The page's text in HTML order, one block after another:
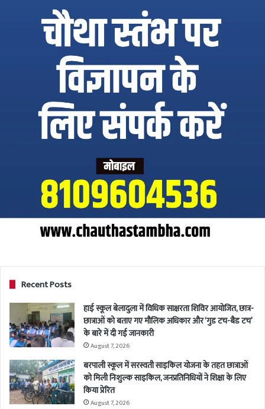
Recent Posts
हाई स्कूल बेलादुला में विधिक साक्षरता शिविर आयोजित, छात्र-
छात्राओं को बताए गए मौलिक अधिकार और ‘गुड टच-बैड टच’
के बारे में दी गई जानकारी
August 7, 2026
बरपाली स्कूल में सरस्वती साइकिल योजना के तहत छात्राओं
को मिली निःशुल्क साइकिल, जनप्रतिनिधियों ने शिक्षा के लिए
किया प्रेरित
August 7, 2026